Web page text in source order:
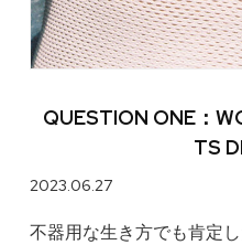
QUESTION ONE：
TS
2023.06.27
不器用な生き方でも肯定